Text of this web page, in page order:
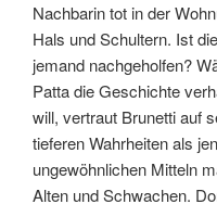
Nachbarin tot in der
Hals und Schultern. Ist
jemand nachgeholfen?
Patta die Geschichte
will, vertraut Brunetti auf
tieferen Wahrheiten als
ungewöhnlichen Mitteln
Alten und Schwachen.